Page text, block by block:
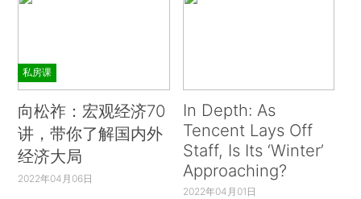
私房课
向松祚：宏观经济70
讲，带你了解国内外
经济大局
2022年04月06日
In Depth: As
Tencent Lays Off
Staff, Is Its ‘Winter’
Approaching?
2022年04月01日